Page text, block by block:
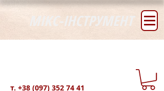
МІКС-ІНСТРУМЕНТ
т. +38 (097) 352 74 41